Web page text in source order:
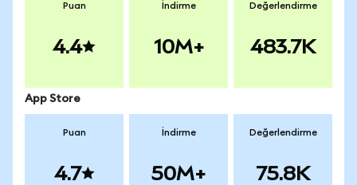
Puan
4.4
İndirme
10M+
Değerlendirme
483.7K
App Store
Puan
4.7
İndirme
50M+
Değerlendirme
75.8K